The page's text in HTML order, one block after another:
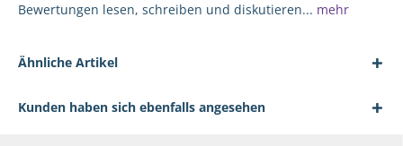
Bewertungen lesen, schreiben und diskutieren... mehr
Ähnliche Artikel
Kunden haben sich ebenfalls angesehen